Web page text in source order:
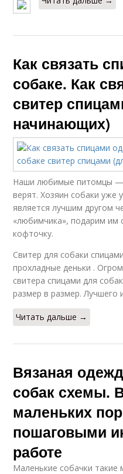
Как связать
собаке. Как
свитер
начинающих)
Наши любимые питомцы —
верят. Хозяин собаки уже
является лучшим другом
«любимчика», подарим им
кофточку.
Свитер для собаки
прохладные деньки .
свитера спицами для
размер в размер. Лучшего
Читать дальше →
Вязаная
собак схемы.
маленьких
пошаговыми
работе
Маленькие собачки